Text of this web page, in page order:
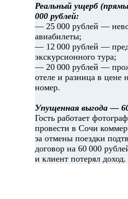
Реальный ущерб
000 рублей:
— 25 000 рублей —
авиабилеты;
— 12 000 рублей —
экскурсионного тура;
— 20 000 рублей —
отеле и разница в цене
номер.
Упущенная выгода —
Гость работает
провести в Сочи
за отмены поездки
договор на 60 000
и клиент потерял доход.